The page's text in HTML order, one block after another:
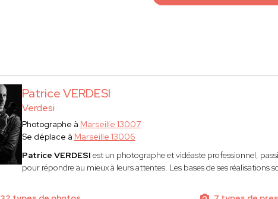
Patrice VERDESI
Verdesi
Photographe à Marseille 13007
Se déplace à Marseille 13006
Patrice VERDESI est un photographe et vidéaste professionnel,
pour répondre au mieux à leurs attentes. Les bases de ses